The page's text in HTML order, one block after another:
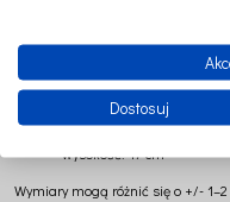
pościele, poduszki, baldachimy,
Wymiary
średnica: 20 cm
wysokość: 17 cm
Wymiary mogą różnić się o +/-
Dostosuj